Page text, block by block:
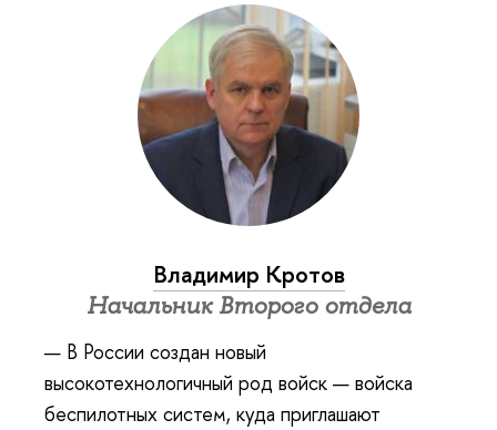
Владимир Кротов
Начальник Второго отдела
— В России создан новый
высокотехнологичный род войск — войска
беспилотных систем, куда приглашают